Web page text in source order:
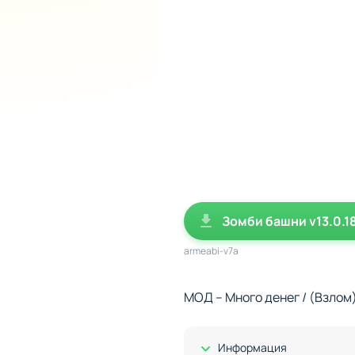
Зомби башни
armeabi-v7a
МОД – Много денег /
Показать/Скрыть
Информация